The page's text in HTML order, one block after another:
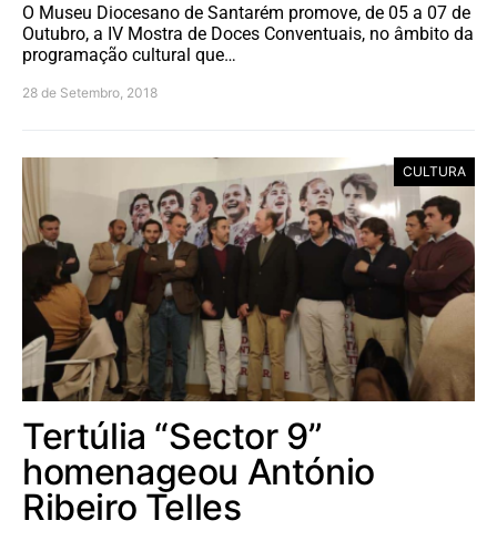
O Museu Diocesano de Santarém promove, de 05 a 07 de
Outubro, a IV Mostra de Doces Conventuais, no âmbito da
programação cultural que…
28 de Setembro, 2018
CULTURA
Tertúlia “Sector 9”
homenageou António
Ribeiro Telles